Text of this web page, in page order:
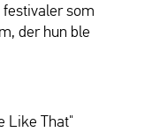
som
der hun ble
Like That"